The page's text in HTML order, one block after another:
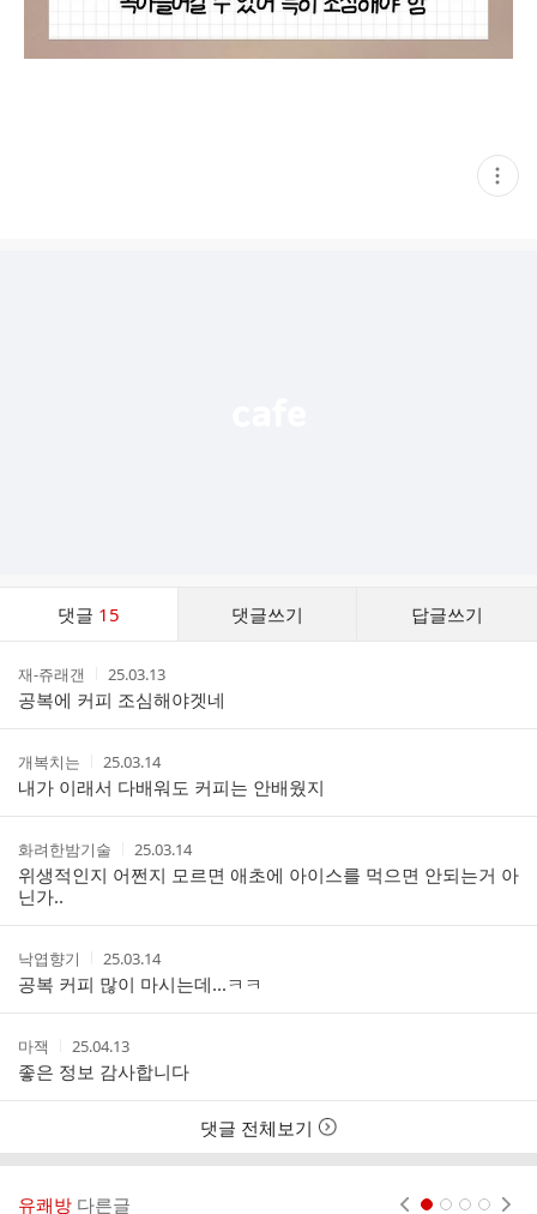
현
재
댓글 15 댓글쓰기 답글쓰기
스
작
성
자
재-쥬래갠
작
성
시
간
25.03.13
공복에 커피 조심해야겟네
작
성
자
개복치는
작
성
시
간
25.03.14
내가 이래서 다배워도 커피는 안배웠지
작
성
자
화려한밤기술
작
성
시
25.03.14
위생적인지 어쩐지 모르면 애초에 아이스를 먹으면 안되는거 아
닌가..
작
성
자
낙엽향기
작
성
시
간
25.03.14
공복 커피 많이 마시는데...ㅋㅋ
작
성
자
마잭
작
성
시
간
25.04.13
좋은 정보 감사합니다
댓글 전체보기
유쾌방 다른글